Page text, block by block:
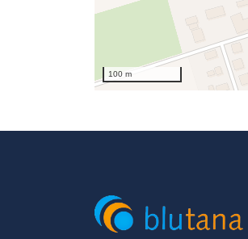
100 m